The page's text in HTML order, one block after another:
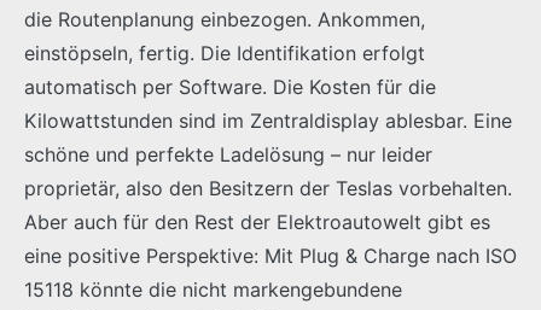
die Routenplanung einbezogen. Ankommen,
einstöpseln, fertig. Die Identifikation erfolgt
automatisch per Software. Die Kosten für die
Kilowattstunden sind im Zentraldisplay ablesbar. Eine
schöne und perfekte Ladelösung – nur leider
proprietär, also den Besitzern der Teslas vorbehalten.
Aber auch für den Rest der Elektroautowelt gibt es
eine positive Perspektive: Mit Plug & Charge nach ISO
15118 könnte die nicht markengebundene